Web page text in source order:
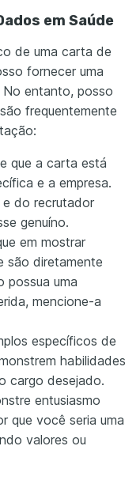
em Saúde
de uma carta de
fornecer uma
No entanto, posso
frequentemente
que a carta está
e a empresa.
do recrutador
genuíno.
em mostrar
são diretamente
possua uma
mencione-a
específicos de
habilidades
cargo desejado.
entusiasmo
que você seria uma
valores ou